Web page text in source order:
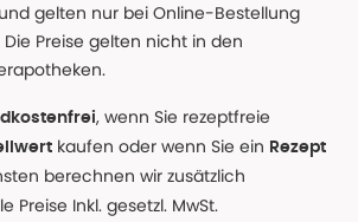
gelten nur bei Online-Bestellung
Preise gelten nicht in den
, wenn Sie rezeptfreie
kaufen oder wenn Sie ein Rezept
berechnen wir zusätzlich
Preise Inkl. gesetzl. MwSt.